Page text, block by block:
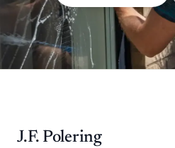
J.F. Polering